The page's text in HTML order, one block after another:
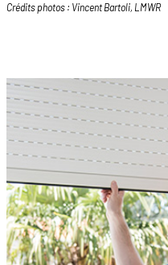
Crédits photos : Vincent Bartoli, LMWR